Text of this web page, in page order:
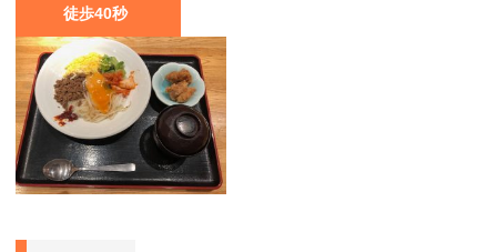
徒歩40秒